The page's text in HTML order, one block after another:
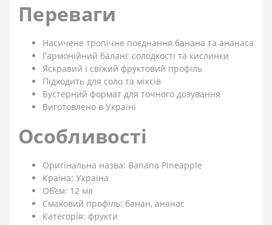
Переваги
Насичене тропічне поєднання банана та ананаса
Гармонійний баланс солодкості та кислинки
Яскравий і свіжий фруктовий профіль
Підходить для соло та міксів
Бустерний формат для точного дозування
Виготовлено в Україні
Особливості
Оригінальна назва: Banana Pineapple
Країна: Україна
Об’єм: 12 мл
Смаковий профіль: банан, ананас
Категорія: фрукти